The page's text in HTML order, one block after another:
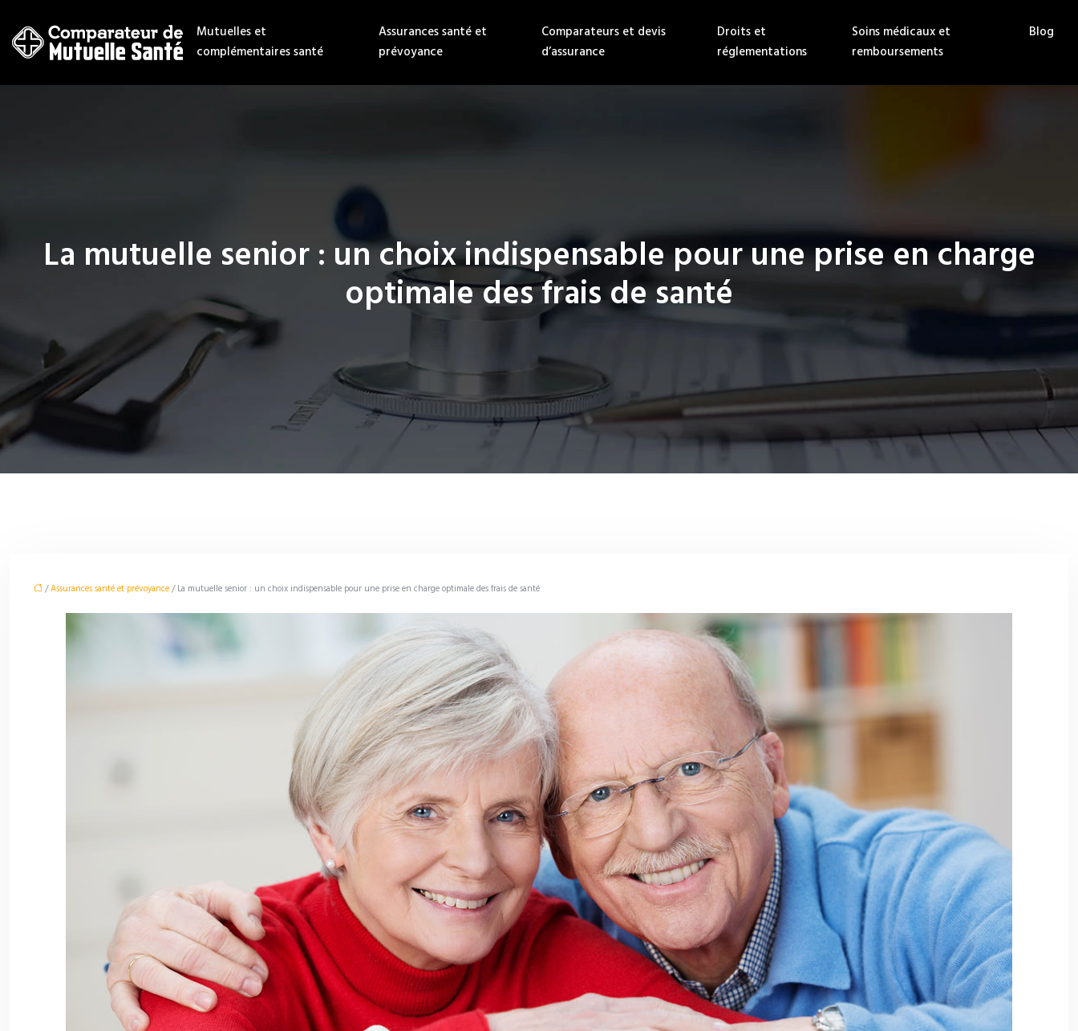
Mutuelles et
complémentaires santé
Assurances santé et
prévoyance
Comparateurs et devis
d’assurance
Droits et
réglementations
Soins médicaux et
remboursements
Blog
La mutuelle senior : un choix indispensable pour une prise en charge
optimale des frais de santé
/Assurances santé et prévoyance/ La mutuelle senior : un choix indispensable pour une prise en charge optimale des frais de santé